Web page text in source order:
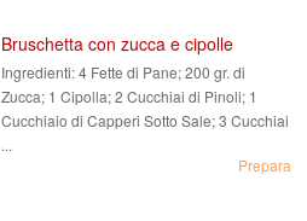
Bruschetta con zucca e cipolle
Ingredienti:4 Fette di Pane; 200 gr. di
Zucca; 1 Cipolla; 2 Cucchiai di Pinoli; 1
Cucchiaio di Capperi Sotto Sale; 3 Cucchiai
...
Prepara